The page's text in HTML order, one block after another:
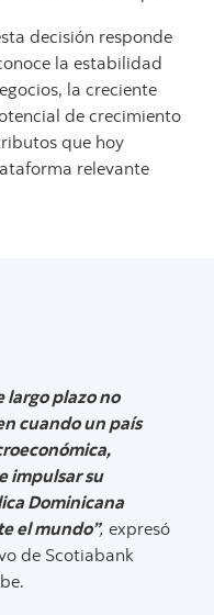
decisión responde
la estabilidad
la creciente
de crecimiento
que hoy
relevante
largo plazo no
cuando un país
impulsar su
Dominicana
el mundo”, expresó
de Scotiabank